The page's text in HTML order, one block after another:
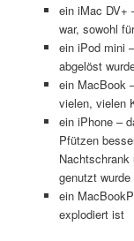
ein iMac DV+
war, sowohl
ein iPod mini
abgelöst
ein MacBook
vielen, vielen
ein iPhone –
Pfützen
genutzt wurde
ein
explodiert ist